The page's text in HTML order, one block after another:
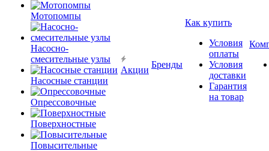
Мотопомпы
Насосно-
смесительные узлы
Насосные станции
Опрессовочные
Поверхностные
Повысительные
Акции
Бренды
Как купить
Условия
оплаты
Условия
доставки
Гарантия
на товар